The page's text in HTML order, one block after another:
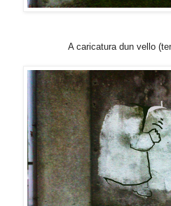
A caricatura dun vello